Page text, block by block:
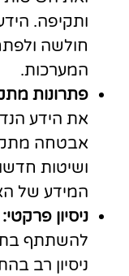
ותקיפה.
חולשה
המערכות.
פתרונות
את הידע
אבטחה
ושיטות
המידע של
ניסיון פרקטי:
להשתתף
ניסיון רב